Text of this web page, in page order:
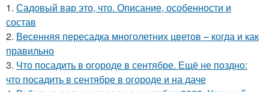
1. Садовый вар это, что. Описание, особенности и
состав
2. Весенняя пересадка многолетних цветов – когда и как
правильно
3. Что посадить в огороде в сентябре. Ещё не поздно:
что посадить в сентябре в огороде и на даче